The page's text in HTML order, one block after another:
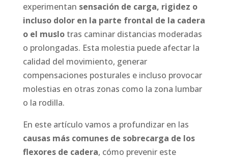
experimentan sensación de carga, rigidez o
incluso dolor en la parte frontal de la cadera
o el muslotras caminar distancias moderadas
o prolongadas. Esta molestia puede afectar la
calidad del movimiento, generar
compensaciones posturales e incluso provocar
molestias en otras zonas como la zona lumbar
o la rodilla.
En este artículo vamos a profundizar en las
causas más comunes de sobrecarga de los
flexores de cadera, cómo prevenir este